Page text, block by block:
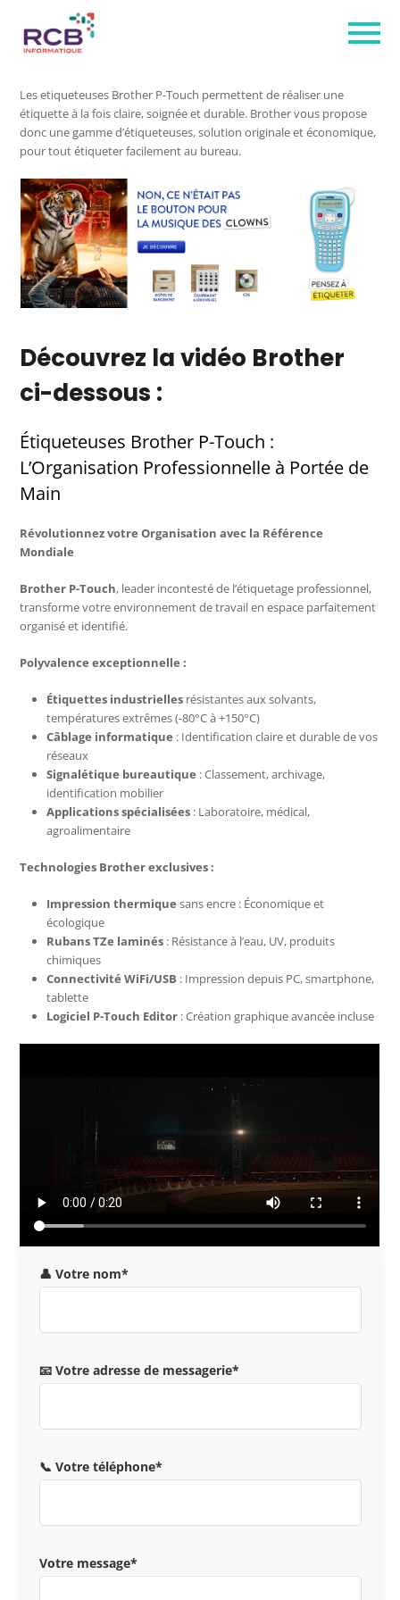
Les etiqueteuses Brother P-Touch permettent de réaliser une
étiquette à la fois claire, soignée et durable. Brother vous propose
donc une gamme d’étiqueteuses, solution originale et économique,
pour tout étiqueter facilement au bureau.
Découvrez la vidéo Brother
ci-dessous :
Étiqueteuses Brother P-Touch :
L’Organisation Professionnelle à Portée de
Main
Révolutionnez votre Organisation avec la Référence
Mondiale
Brother P-Touch, leader incontesté de l’étiquetage professionnel,
transforme votre environnement de travail en espace parfaitement
organisé et identifié.
Polyvalence exceptionnelle :
Étiquettes industrielles résistantes aux solvants,
températures extrêmes (-80°C à +150°C)
Câblage informatique : Identification claire et durable de vos
réseaux
Signalétique bureautique : Classement, archivage,
identification mobilier
Applications spécialisées : Laboratoire, médical,
agroalimentaire
Technologies Brother exclusives :
Impression thermique sans encre : Économique et
écologique
Rubans TZe laminés : Résistance à l’eau, UV, produits
chimiques
Connectivité WiFi/USB : Impression depuis PC, smartphone,
tablette
Logiciel P-Touch Editor : Création graphique avancée incluse
👤 Votre nom*
📧 Votre adresse de messagerie*
📞 Votre téléphone*
Votre message*